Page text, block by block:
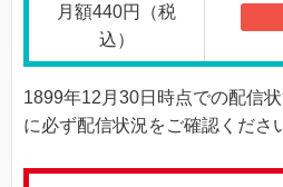
月額440円（税
込）
1899年12月30日時点での配信
に必ず配信状況をご確認くださ